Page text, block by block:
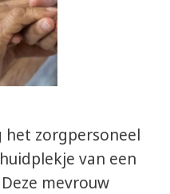
het zorgpersoneel
van een
mevrouw